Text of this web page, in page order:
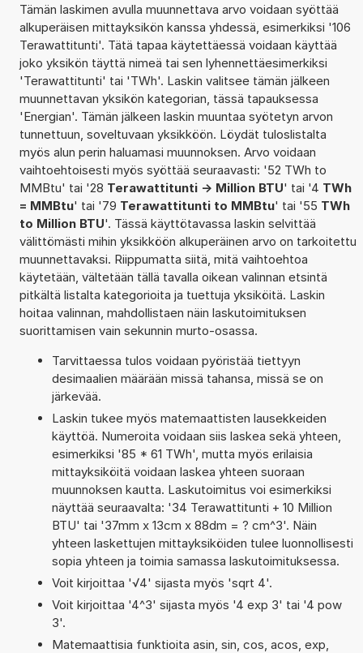
Tämän laskimen avulla muunnettava arvo voidaan syöttää
alkuperäisen mittayksikön kanssa yhdessä, esimerkiksi '106
Terawattitunti'. Tätä tapaa käytettäessä voidaan käyttää
joko yksikön täyttä nimeä tai sen lyhennettäesimerkiksi
'Terawattitunti' tai 'TWh'. Laskin valitsee tämän jälkeen
muunnettavan yksikön kategorian, tässä tapauksessa
'Energian'. Tämän jälkeen laskin muuntaa syötetyn arvon
tunnettuun, soveltuvaan yksikköön. Löydät tuloslistalta
myös alun perin haluamasi muunnoksen. Arvo voidaan
vaihtoehtoisesti myös syöttää seuraavasti: '52 TWh to
MMBtu' tai '28 Terawattitunti -> Million BTU' tai '4 TWh
= MMBtu' tai '79 Terawattitunti to MMBtu' tai '55 TWh
to Million BTU'. Tässä käyttötavassa laskin selvittää
välittömästi mihin yksikköön alkuperäinen arvo on tarkoitettu
muunnettavaksi. Riippumatta siitä, mitä vaihtoehtoa
käytetään, vältetään tällä tavalla oikean valinnan etsintä
pitkältä listalta kategorioita ja tuettuja yksiköitä. Laskin
hoitaa valinnan, mahdollistaen näin laskutoimituksen
suorittamisen vain sekunnin murto-osassa.
Tarvittaessa tulos voidaan pyöristää tiettyyn
desimaalien määrään missä tahansa, missä se on
järkevää.
Laskin tukee myös matemaattisten lausekkeiden
käyttöä. Numeroita voidaan siis laskea sekä yhteen,
esimerkiksi '85 * 61 TWh', mutta myös erilaisia
mittayksiköitä voidaan laskea yhteen suoraan
muunnoksen kautta. Laskutoimitus voi esimerkiksi
näyttää seuraavalta: '34 Terawattitunti + 10 Million
BTU' tai '37mm x 13cm x 88dm = ? cm^3'. Näin
yhteen laskettujen mittayksiköiden tulee luonnollisesti
sopia yhteen ja toimia samassa laskutoimituksessa.
Voit kirjoittaa '√4' sijasta myös 'sqrt 4'.
Voit kirjoittaa '4^3' sijasta myös '4 exp 3' tai '4 pow
3'.
Matemaattisia funktioita asin, sin, cos, acos, exp,